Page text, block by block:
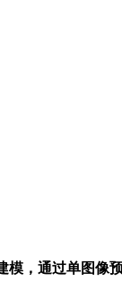
，通过单图像